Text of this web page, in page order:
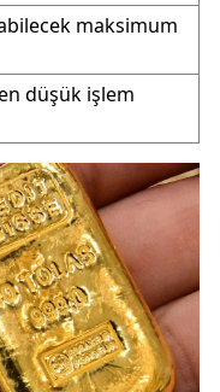
maksimum
düşük işlem